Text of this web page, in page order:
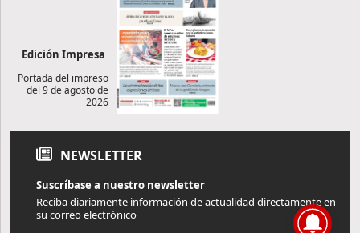
Edición Impresa
Portada del impreso
del 9 de agosto de
2026
NEWSLETTER
Suscríbase a nuestro newsletter
Reciba diariamente información de actualidad directamente en
su correo electrónico